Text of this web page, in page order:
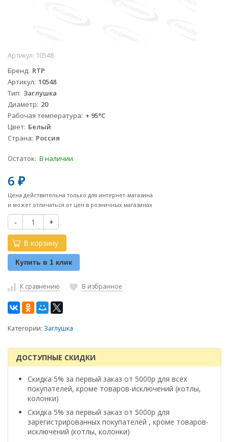
Артикул: 10548
Бренд RTP
Артикул 10548
Тип Заглушка
Диаметр 20
Рабочая температура + 95°С
Цвет Белый
Страна Россия
Остаток: В наличии
6 ₽
Цена действительна только для интернет-магазина
и может отличаться от цен в розничных магазинах
- +
В корзину
Купить в 1 клик
К сравнению В избранное
Категории: Заглушка
ДОСТУПНЫЕ СКИДКИ
Скидка 5% за первый заказ от 5000р для всех
покупателей, кроме товаров-исключений (котлы,
колонки)
Скидка 5% за первый заказ от 5000р для
зарегистрированных покупателей , кроме товаров-
исключений (котлы, колонки)